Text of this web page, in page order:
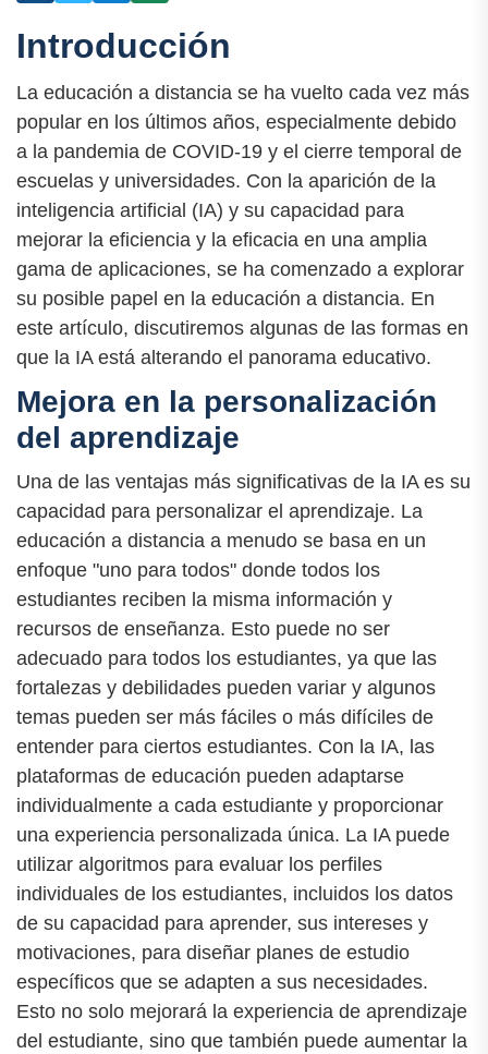
Introducción
La educación a distancia se ha vuelto cada vez más
popular en los últimos años, especialmente debido
a la pandemia de COVID-19 y el cierre temporal de
escuelas y universidades. Con la aparición de la
inteligencia artificial (IA) y su capacidad para
mejorar la eficiencia y la eficacia en una amplia
gama de aplicaciones, se ha comenzado a explorar
su posible papel en la educación a distancia. En
este artículo, discutiremos algunas de las formas en
que la IA está alterando el panorama educativo.
Mejora en la personalización
del aprendizaje
Una de las ventajas más significativas de la IA es su
capacidad para personalizar el aprendizaje. La
educación a distancia a menudo se basa en un
enfoque "uno para todos" donde todos los
estudiantes reciben la misma información y
recursos de enseñanza. Esto puede no ser
adecuado para todos los estudiantes, ya que las
fortalezas y debilidades pueden variar y algunos
temas pueden ser más fáciles o más difíciles de
entender para ciertos estudiantes. Con la IA, las
plataformas de educación pueden adaptarse
individualmente a cada estudiante y proporcionar
una experiencia personalizada única. La IA puede
utilizar algoritmos para evaluar los perfiles
individuales de los estudiantes, incluidos los datos
de su capacidad para aprender, sus intereses y
motivaciones, para diseñar planes de estudio
específicos que se adapten a sus necesidades.
Esto no solo mejorará la experiencia de aprendizaje
del estudiante, sino que también puede aumentar la